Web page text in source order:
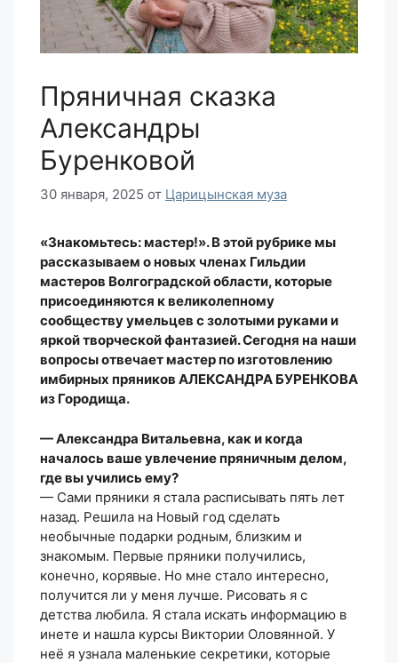
Пряничная сказка
Александры
Буренковой
30 января, 2025 от Царицынская муза
«Знакомьтесь: мастер!». В этой рубрике мы
рассказываем о новых членах Гильдии
мастеров Волгоградской области, которые
присоединяются к великолепному
сообществу умельцев с золотыми руками и
яркой творческой фантазией. Сегодня на наши
вопросы отвечает мастер по изготовлению
имбирных пряников АЛЕКСАНДРА БУРЕНКОВА
из Городища.
— Александра Витальевна, как и коrда
началось ваше увлечение пряничным делом,
где вы учились ему?
— Сами пряники я стала расписывать пять лет
назад. Решила на Новый год сделать
необычные подарки родным, близким и
знакомым. Первые пряники получились,
конечно, корявые. Но мне стало интересно,
получится ли у меня лучше. Рисовать я с
детства любила. Я стала искать информацию в
инете и нашла курсы Виктории Оловянной. У
неё я узнала маленькие секретики, которые